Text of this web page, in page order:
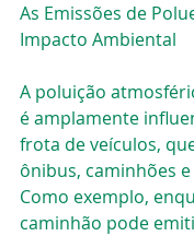
As Emissões de
Impacto Ambiental
A poluição
é amplamente
frota de veículos,
ônibus, caminhões
Como exemplo,
caminhão pode